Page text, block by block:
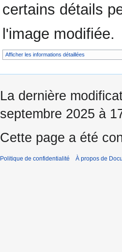
certains détails
l'image modifiée.
Afficher les informations détaillées
La dernière
septembre 2025 à
Cette page a été
Politique de confidentialité À propos de